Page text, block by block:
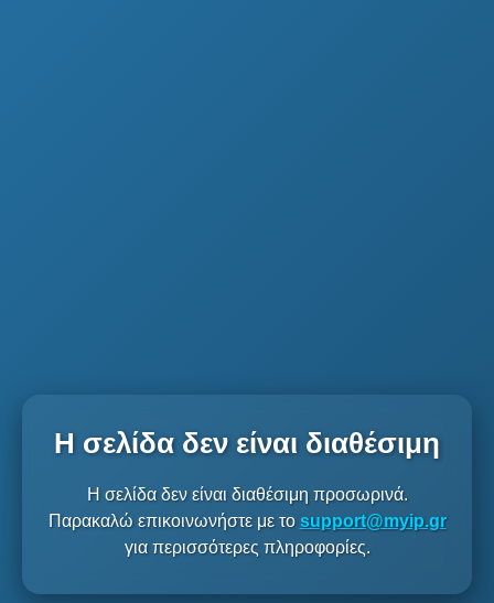
Η σελίδα δεν είναι διαθέσιμη
Η σελίδα δεν είναι διαθέσιμη προσωρινά.
Παρακαλώ επικοινωνήστε με το support@myip.gr
για περισσότερες πληροφορίες.